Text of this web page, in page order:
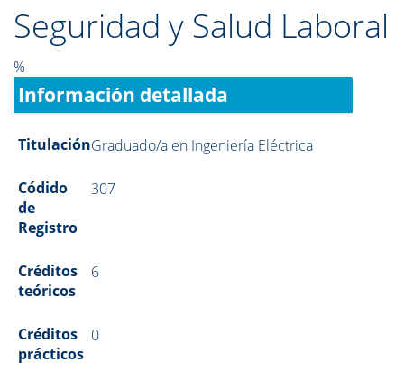
Seguridad y Salud Laboral
%
Información detallada
TitulaciónGraduado/a en Ingeniería Eléctrica
Códido
de
Registro
307
Créditos
teóricos
6
Créditos
prácticos
0